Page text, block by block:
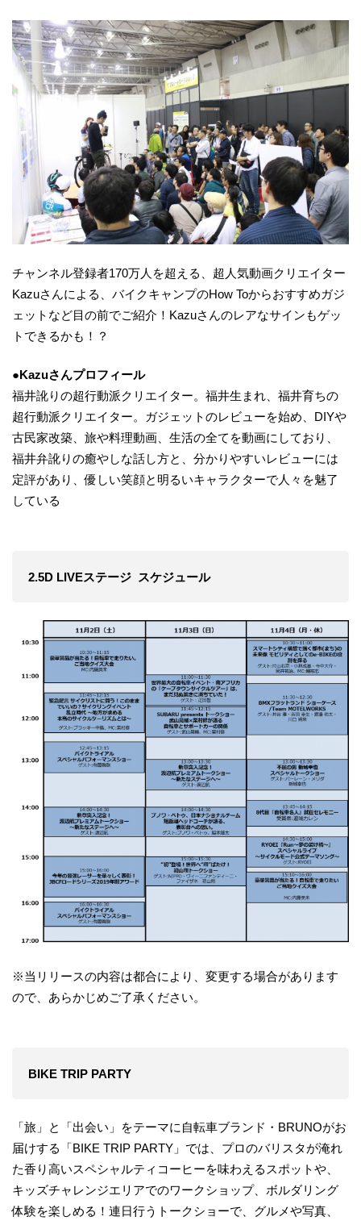
チャンネル登録者170万人を超える、超人気動画クリエイター
Kazuさんによる、バイクキャンプのHow Toからおすすめガジ
ェットなど目の前でご紹介！Kazuさんのレアなサインもゲッ
トできるかも！？
●Kazuさんプロフィール
福井訛りの超行動派クリエイター。福井生まれ、福井育ちの
超行動派クリエイター。ガジェットのレビューを始め、DIYや
古民家改築、旅や料理動画、生活の全てを動画にしており、
福井弁訛りの癒やしな話し方と、分かりやすいレビューには
定評があり、優しい笑顔と明るいキャラクターで人々を魅了
している
2.5D LIVEステージ スケジュール
※当リリースの内容は都合により、変更する場合があります
ので、あらかじめご了承ください。
BIKE TRIP PARTY
「旅」と「出会い」をテーマに自転車ブランド・BRUNOがお
届けする「BIKE TRIP PARTY」では、プロのバリスタが淹れ
た香り高いスペシャルティコーヒーを味わえるスポットや、
キッズチャレンジエリアでのワークショップ、ボルダリング
体験を楽しめる！連日行うトークショーで、グルメや写真、